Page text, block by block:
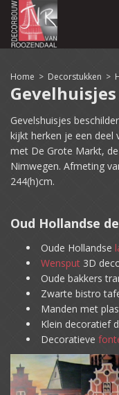
Home > Decorstukken >
Gevelshuisjes
kijkt herken je een deel
met De Grote Markt,
Nimwegen. Afmeting
244(h)cm.
Oud Hollandse
Oude Hollandse
Wensput 3D
Oude bakkers
Zwarte bistro
Manden met
Klein decoratief
Decoratieve